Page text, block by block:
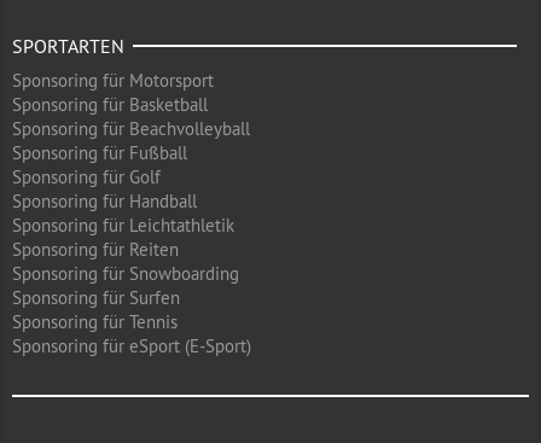
SPORTARTEN
Sponsoring für Motorsport
Sponsoring für Basketball
Sponsoring für Beachvolleyball
Sponsoring für Fußball
Sponsoring für Golf
Sponsoring für Handball
Sponsoring für Leichtathletik
Sponsoring für Reiten
Sponsoring für Snowboarding
Sponsoring für Surfen
Sponsoring für Tennis
Sponsoring für eSport (E-Sport)